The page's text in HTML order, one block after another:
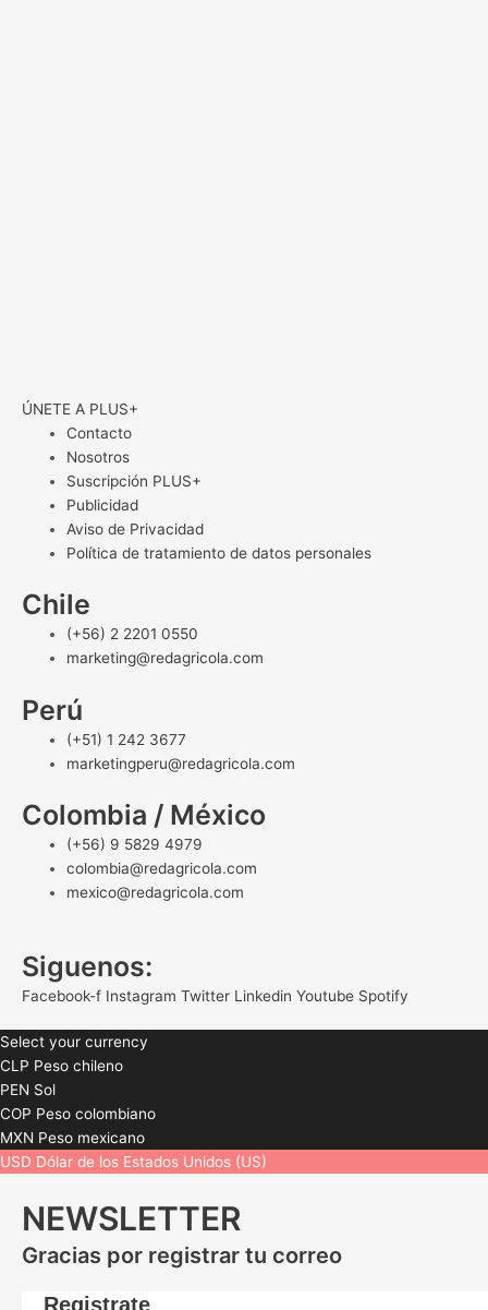
ÚNETE A PLUS+
Contacto
Nosotros
Suscripción PLUS+
Publicidad
Aviso de Privacidad
Política de tratamiento de datos personales
Chile
(+56) 2 2201 0550
marketing@redagricola.com
Perú
(+51) 1 242 3677
marketingperu@redagricola.com
Colombia / México
(+56) 9 5829 4979
colombia@redagricola.com
mexico@redagricola.com
Siguenos:
Facebook-f Instagram Twitter Linkedin Youtube Spotify
Select your currency
CLP Peso chileno
PEN Sol
COP Peso colombiano
MXN Peso mexicano
USD Dólar de los Estados Unidos (US)
NEWSLETTER
Gracias por registrar tu correo
Registrate